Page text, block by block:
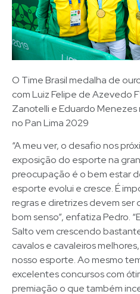
O Time Brasil medalha de
com Luiz Felipe de Azevedo
Zanotelli e Eduardo Menezes
no Pan Lima 2029
“A meu ver, o desafio nos
exposição do esporte na
preocupação é o bem estar
esporte evolui e cresce. É
regras e diretrizes devem ser
bom senso”, enfatiza Pedro.
Salto vem crescendo
cavalos e cavaleiros
nosso esporte. Ao mesmo
excelentes concursos com
premiação o que também